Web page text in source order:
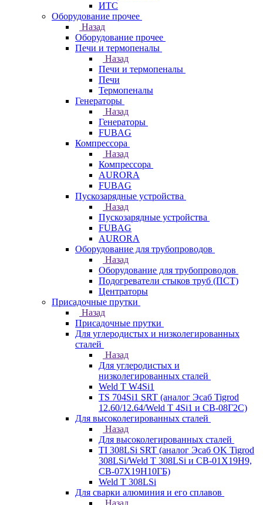
ИТС
Оборудование прочее
Назад
Оборудование прочее
Печи и термопеналы
Назад
Печи и термопеналы
Печи
Термопеналы
Генераторы
Назад
Генераторы
FUBAG
Компрессора
Назад
Компрессора
AURORA
FUBAG
Пускозарядные устройства
Назад
Пускозарядные устройства
FUBAG
AURORA
Оборудование для трубопроводов
Назад
Оборудование для трубопроводов
Подогреватели стыков труб (ПСТ)
Центраторы
Присадочные прутки
Назад
Присадочные прутки
Для углеродистых и низколегированных
сталей
Назад
Для углеродистых и
низколегированных сталей
Weld T W4Si1
TS 704Si1 SRT (аналог Эсаб Tigrod
12.60/12.64/Weld T 4Si1 и СВ-08Г2С)
Для высоколегированных сталей
Назад
Для высоколегированных сталей
TI 308LSi SRT (аналог Эсаб OK Tigrod
308LSi/Weld T 308LSi и СВ-01Х19Н9,
СВ-07Х19Н10ГБ)
Weld T 308LSi
Для сварки алюминия и его сплавов
Назад